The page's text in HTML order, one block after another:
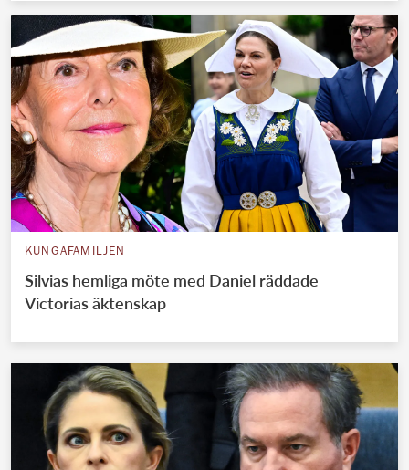
KUNGAFAMILJEN
Silvias hemliga möte med Daniel räddade
Victorias äktenskap